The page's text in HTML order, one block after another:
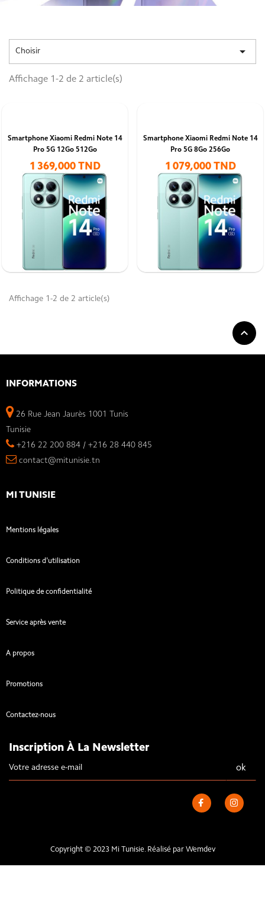
Choisir 
Affichage 1-2 de 2 article(s)
Smartphone Xiaomi Redmi Note 14
Pro 5G 12Go 512Go
1 369,000 TND
Smartphone Xiaomi Redmi Note 14
Pro 5G 8Go 256Go
1 079,000 TND
Affichage 1-2 de 2 article(s)

INFORMATIONS
26 Rue Jean Jaurès 1001 Tunis
Tunisie
+216 22 200 884 / +216 28 440 845
contact@mitunisie.tn
MI TUNISIE
Mentions légales
Conditions d'utilisation
Politique de confidentialité
Service après vente
A propos
Promotions
Contactez-nous
Inscription À La Newsletter
Copyright © 2023 Mi Tunisie. Réalisé par Wemdev